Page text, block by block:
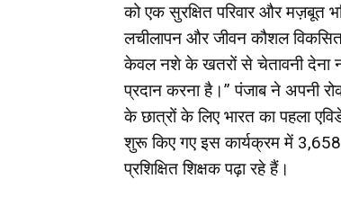
को एक सुरक्षित परिवार और मज़बूत
लचीलापन और जीवन कौशल
केवल नशे के खतरों से चेतावनी देना
प्रदान करना है।” पंजाब ने अपनी
के छात्रों के लिए भारत का पहला
शुरू किए गए इस कार्यक्रम में
प्रशिक्षित शिक्षक पढ़ा रहे हैं।